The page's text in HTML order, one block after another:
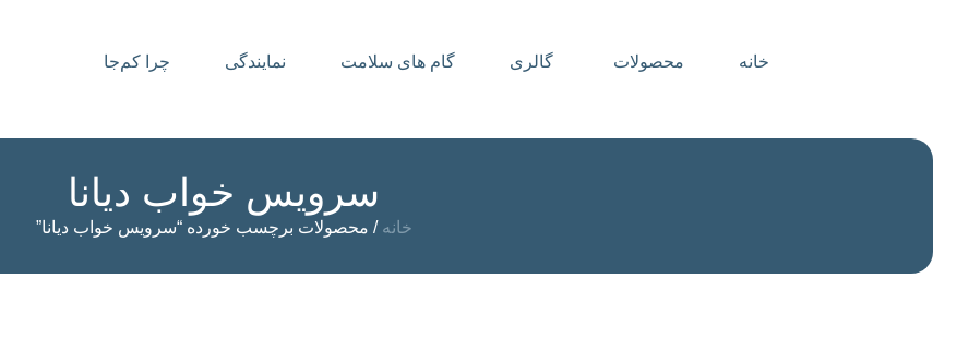
خانه محصولات گالری گام های سلامت نمایندگی چرا کم‌جا
سرویس خواب دیانا
خانه / محصولات برچسب خورده “سرویس خواب دیانا”